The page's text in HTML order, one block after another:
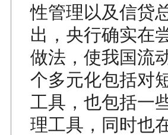
性管理以及信贷
出，央行确实在
做法，使我国流
个多元化包括对
工具，也包括一
理工具，同时也